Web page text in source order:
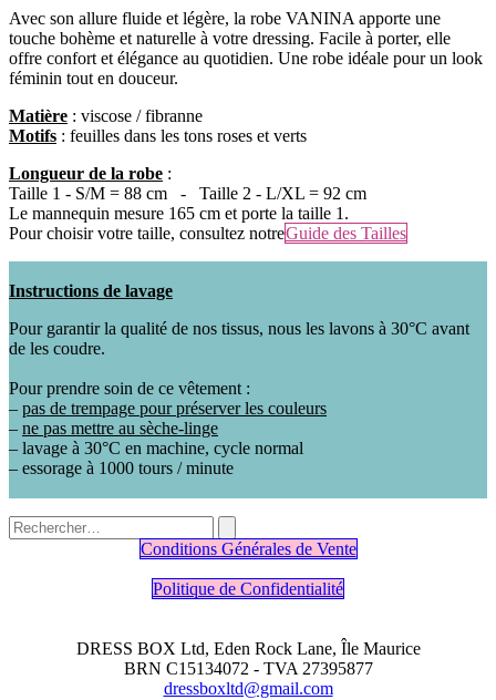
Avec son allure fluide et légère, la robe VANINA apporte une
touche bohème et naturelle à votre dressing. Facile à porter, elle
offre confort et élégance au quotidien. Une robe idéale pour un look
féminin tout en douceur.
Matière : viscose / fibranne
Motifs : feuilles dans les tons roses et verts
Longueur de la robe :
Taille 1 - S/M = 88 cm - Taille 2 - L/XL = 92 cm
Le mannequin mesure 165 cm et porte la taille 1.
Pour choisir votre taille, consultez notreGuide des Tailles
Instructions de lavage
Pour garantir la qualité de nos tissus, nous les lavons à 30°C avant
de les coudre.
Pour prendre soin de ce vêtement :
– pas de trempage pour préserver les couleurs
– ne pas mettre au sèche-linge
– lavage à 30°C en machine, cycle normal
– essorage à 1000 tours / minute
Conditions Générales de Vente
Politique de Confidentialité
DRESS BOX Ltd, Eden Rock Lane, Île Maurice
BRN C15134072 - TVA 27395877
dressboxltd@gmail.com